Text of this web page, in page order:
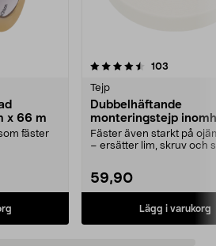
x 66 m
fäster
103
Tejp
Dubbelhäftande
monteringstejp
mm x 5 m, vit
Fäster även starkt på
– ersätter lim, skruv och
59,90
Lägg i varukorg
4.5 av 5 stjärnor